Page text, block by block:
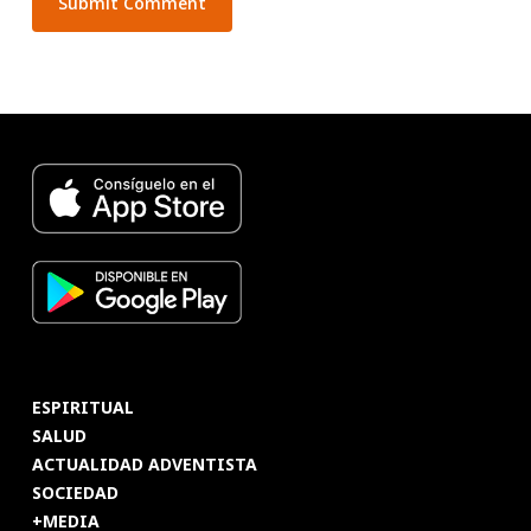
ESPIRITUAL
SALUD
ACTUALIDAD ADVENTISTA
SOCIEDAD
+MEDIA